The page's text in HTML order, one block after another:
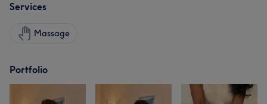
Services
Massage
Portfolio